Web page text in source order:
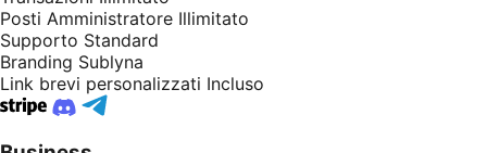
Posti Amministratore Illimitato
Supporto Standard
Branding Sublyna
Link brevi personalizzati Incluso